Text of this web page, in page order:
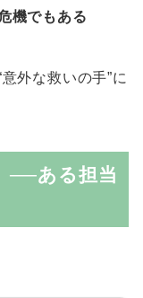
機でもある
外な救いの手”に
──ある担当